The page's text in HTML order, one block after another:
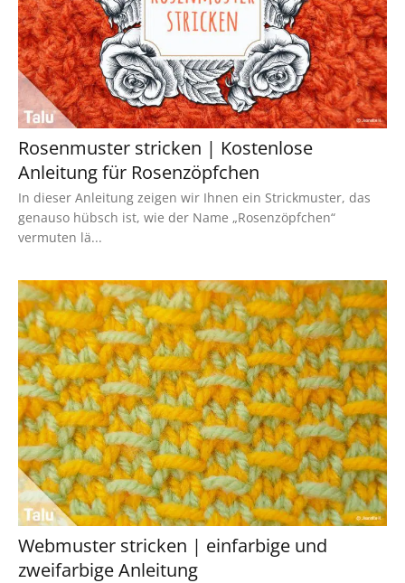
Rosenmuster stricken | Kostenlose
Anleitung für Rosenzöpfchen
In dieser Anleitung zeigen wir Ihnen ein Strickmuster, das
genauso hübsch ist, wie der Name „Rosenzöpfchen“
vermuten lä...
Webmuster stricken | einfarbige und
zweifarbige Anleitung